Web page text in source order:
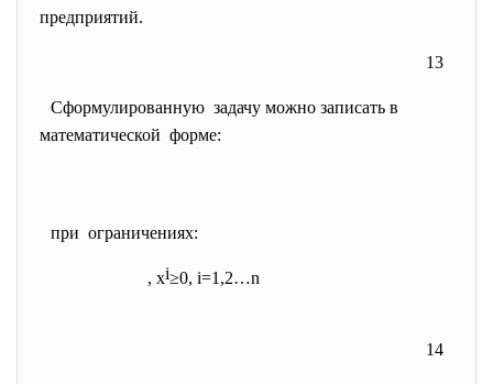
предприятий.
13
Сформулированную задачу можно записать в
математической форме:
при ограничениях:
, хi≥0, i=1,2…n
14